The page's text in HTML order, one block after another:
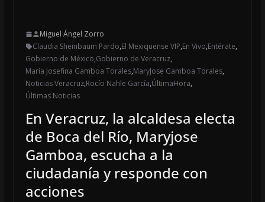
Miguel Ángel Zorro
Claudia Sheinbaum Pardo,El Mexiquense VIP,En Vivo,Entérate,
Gobierno de México,Gobierno de Veracruz,
María Josefina Gamboa Torales,MaryJose Gamboa Torales,
Noticias Veracruz,Rocío Nahle García,ÚltimaHora,
Últimas Noticias
En Veracruz, la alcaldesa electa
de Boca del Río, Maryjose
Gamboa, escucha a la
ciudadanía y responde con
acciones